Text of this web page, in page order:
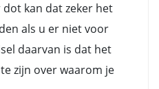
kan dat zeker het
als u er niet voor
daarvan is dat het
zijn over waarom je